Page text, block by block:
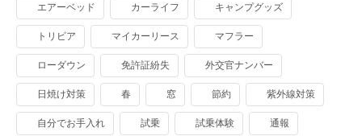
エアーベッド カーライフ キャンプグッズ
トリビア マイカーリース マフラー
ローダウン 免許証紛失 外交官ナンバー
日焼け対策 春 窓 節約 紫外線対策
自分でお手入れ 試乗 試乗体験 通報